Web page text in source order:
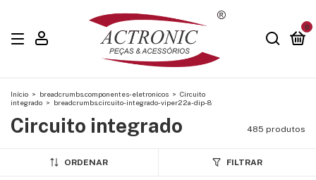
0
Início > breadcrumbs.componentes-eletronicos > Circuito
integrado > breadcrumbs.circuito-integrado-viper22a-dip-8
Circuito integrado 485 produtos
ORDENAR FILTRAR